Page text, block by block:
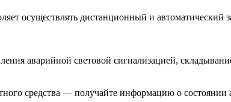
осуществлять дистанционный и
аварийной световой сигнализацией,
средства — получайте информацию о